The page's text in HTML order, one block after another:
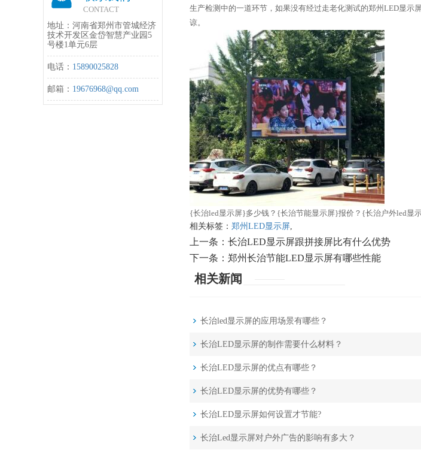
CONTACT
地址：河南省郑州市管城经济
技术开发区金岱智慧产业园5
号楼1单元6层
电话： 15890025828
邮箱： 19676968@qq.com
生产检测中的一道环节，如果没有经过走老化测试的郑州LED显
谅。
{长治led显示屏}多少钱？{长治节能显示屏}报价？{长治户外led显
相关标签： 郑州LED显示屏,
上一条： 长治LED显示屏跟拼接屏比有什么优势
下一条： 郑州长治节能LED显示屏有哪些性能
相关新闻
长治led显示屏的应用场景有哪些？
长治LED显示屏的制作需要什么材料？
长治LED显示屏的优点有哪些？
长治LED显示屏的优势有哪些？
长治LED显示屏如何设置才节能?
长治Led显示屏对户外广告的影响有多大？